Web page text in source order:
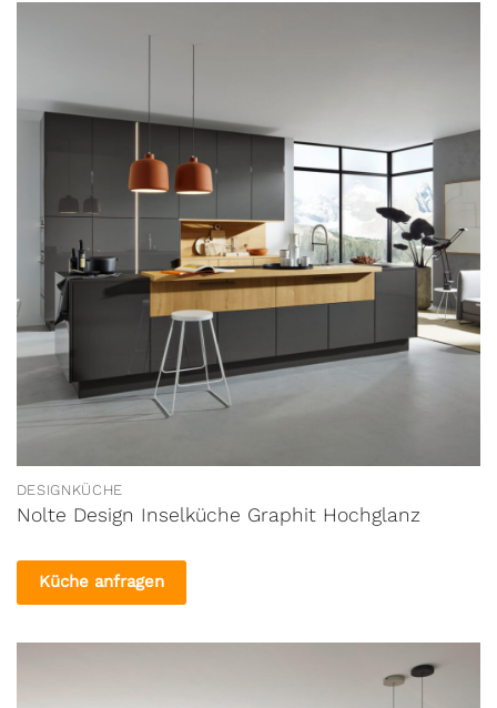
DESIGNKÜCHE
Nolte Design Inselküche Graphit Hochglanz
Küche anfragen